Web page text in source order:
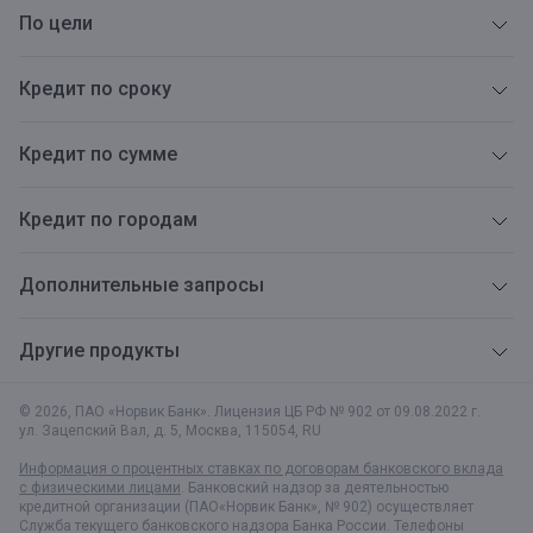
© 2026, ПАО «Норвик Банк». Лицензия ЦБ РФ № 902 от 09.08.2022 г.
ул. Зацепский Вал, д. 5, Москва, 115054, RU
Информация о процентных ставках по договорам банковского вклада
с физическими лицами. Банковский надзор за деятельностью
кредитной организации (ПАО«Норвик Банк», № 902) осуществляет
Служба текущего банковского надзора Банка России. Телефоны
По цели
Кредит по сроку
Кредит по сумме
Кредит по городам
Дополнительные запросы
Другие продукты